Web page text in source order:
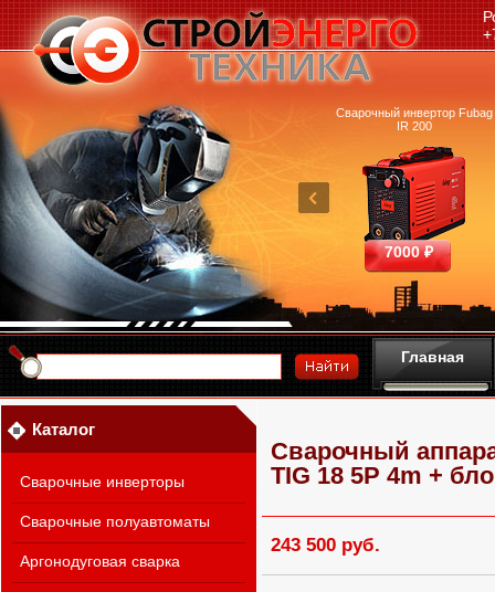
аппарат Ресанта
САИПА-200 ММА
25390 ₽
Машина термической резки
FUBAG INCUT10
460700 ₽
Сварочный инвертор Fubag
IR 200
7000 ₽
Главная
Каталог
Сварочные инверторы
Сварочные полуавтоматы
Аргонодуговая сварка
Сварочный
TIG 18 5P 4m +
243 500 руб.